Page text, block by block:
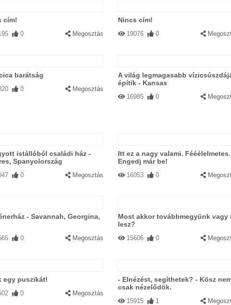
cím!
0 Megosztás
Nincs cím!
19076 0
barátság
0 Megosztás
A világ legmagasabb
építik - Kansas
16985 0
istállóból családi ház -
Spanyolország
0 Megosztás
Itt ez a nagy valami. Fééélelmetes.
Engedj már be!
16053 0
- Savannah, Georgina,
0 Megosztás
Most akkor továbbmegyünk vagy
lesz?
15606 0
egy puszikát!
0 Megosztás
- Elnézést, segíthetek? - Kösz
csak nézelődök.
15915 1